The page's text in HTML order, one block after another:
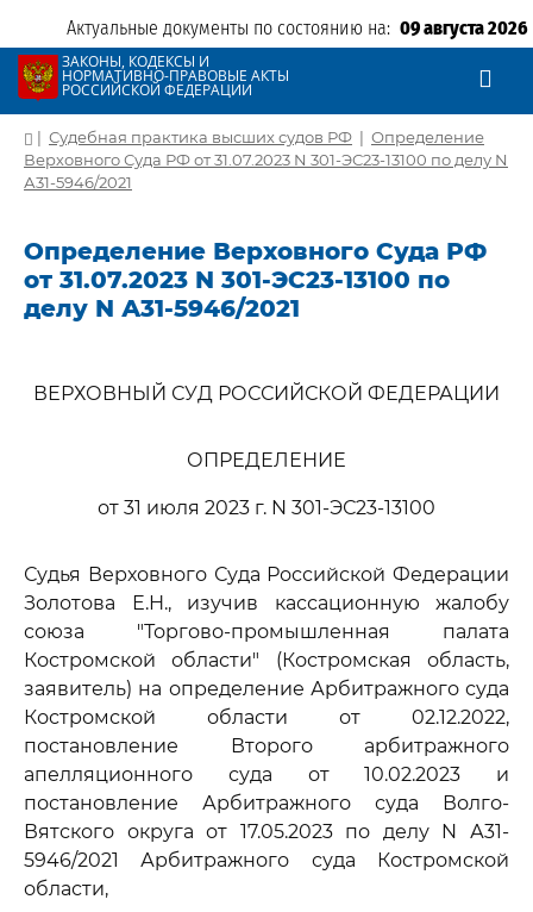
Актуальные документы по состоянию на: 09 августа 2026
ЗАКОНЫ, КОДЕКСЫ И
НОРМАТИВНО-ПРАВОВЫЕ АКТЫ
РОССИЙСКОЙ ФЕДЕРАЦИИ
| Судебная практика высших судов РФ | Определение
Верховного Суда РФ от 31.07.2023 N 301-ЭС23-13100 по делу N
А31-5946/2021
Определение Верховного Суда РФ
от 31.07.2023 N 301-ЭС23-13100 по
делу N А31-5946/2021
ВЕРХОВНЫЙ СУД РОССИЙСКОЙ ФЕДЕРАЦИИ
ОПРЕДЕЛЕНИЕ
от 31 июля 2023 г. N 301-ЭС23-13100
Судья Верховного Суда Российской Федерации
Золотова Е.Н., изучив кассационную жалобу
союза "Торгово-промышленная палата
Костромской области" (Костромская область,
заявитель) на определение Арбитражного суда
Костромской области от 02.12.2022,
постановление Второго арбитражного
апелляционного суда от 10.02.2023 и
постановление Арбитражного суда Волго-
Вятского округа от 17.05.2023 по делу N А31-
5946/2021 Арбитражного суда Костромской
области,